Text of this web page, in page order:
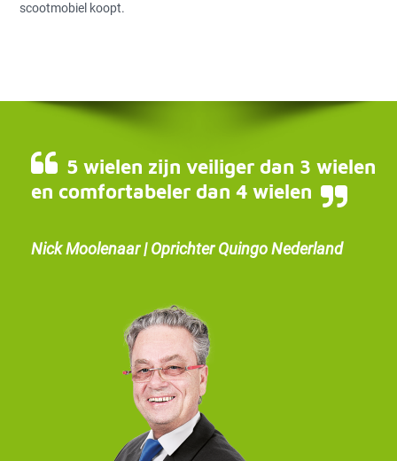
scootmobiel koopt.
5 wielen zijn veiliger dan 3 wielen
en comfortabeler dan 4 wielen
Nick Moolenaar | Oprichter Quingo Nederland